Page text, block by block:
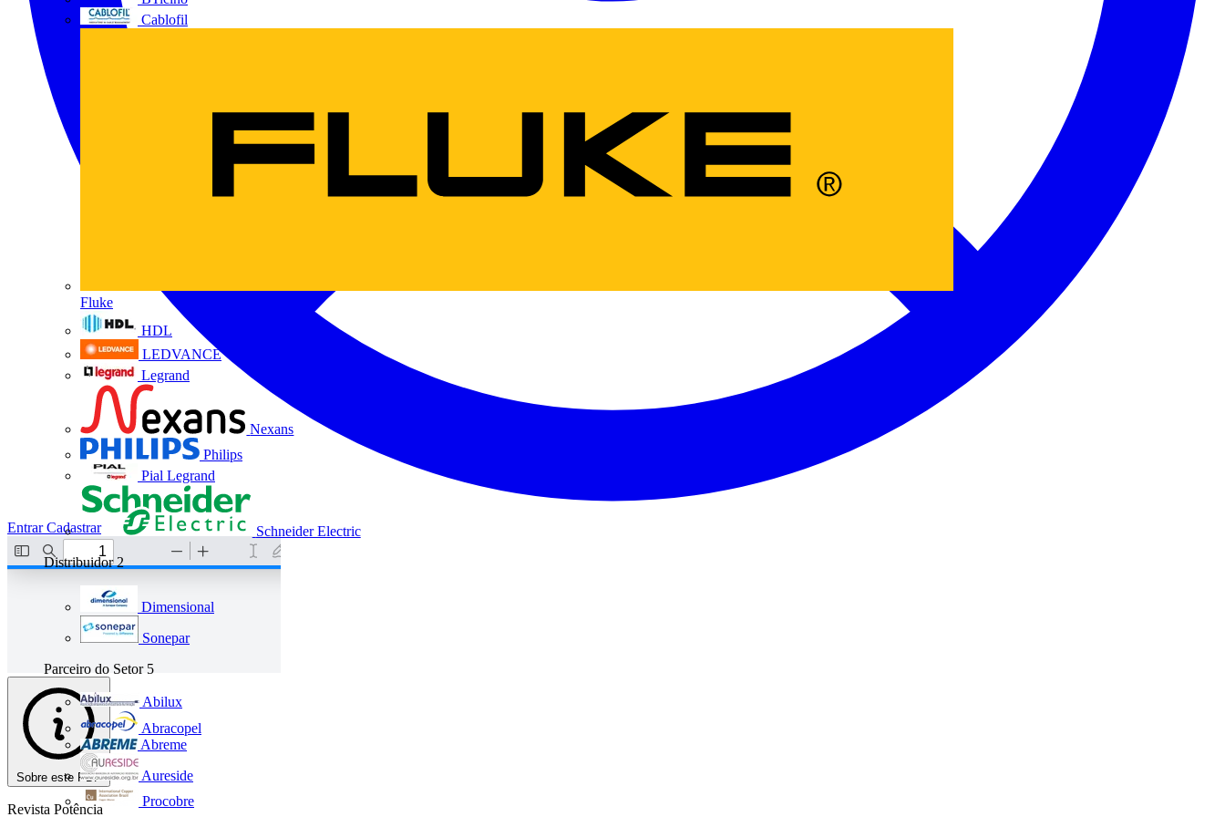
Cablofil
Fluke
HDL
LEDVANCE
Legrand
Nexans
Philips
Pial Legrand
Schneider Electric
Distribuidor 2
Dimensional
Sonepar
Parceiro do Setor 5
Abilux
Abracopel
Abreme
Aureside
Procobre
EntrarCadastrar
Sobre este PDF
Revista Potência